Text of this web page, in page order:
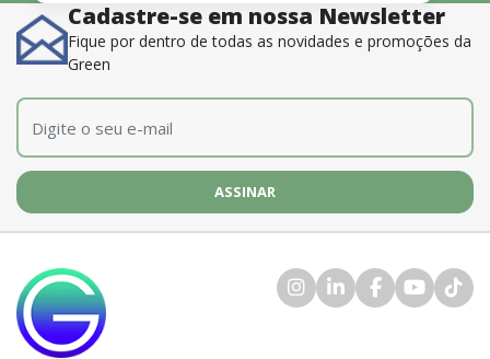
Cadastre-se em nossa Newsletter
Fique por dentro de todas as novidades e promoções da
Green
E-mail